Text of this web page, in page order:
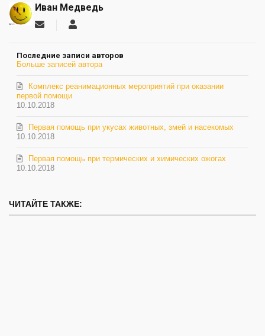
Иван Медведь
Подписаться
автора
Последние записи авторов
Больше записей автора
10.10.2018
Комплекс реанимационных мероприятий при оказании
первой помощи
10.10.2018
Первая помощь при укусах животных, змей и насекомых
10.10.2018
Первая помощь при термических и химических ожогах
ЧИТАЙТЕ ТАКЖЕ: